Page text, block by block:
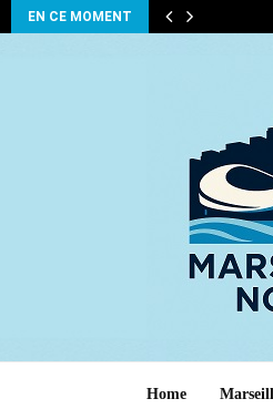
EN CE MOMENT
Home